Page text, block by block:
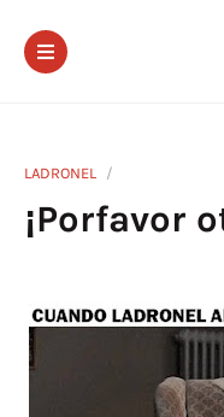
LADRONEL
¡Porfavor